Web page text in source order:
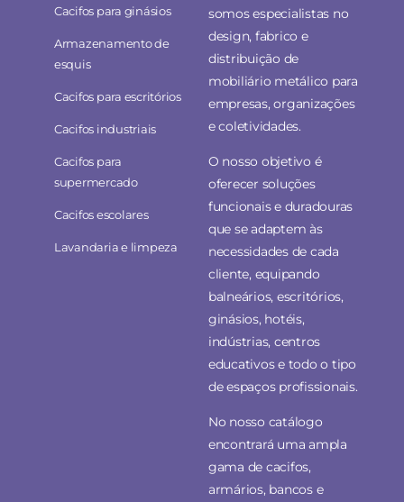
Cacifos para ginásios
Armazenamento de
esquis
Cacifos para escritórios
Cacifos industriais
Cacifos para
supermercado
Cacifos escolares
Lavandaria e limpeza
somos especialistas no
design, fabrico e
distribuição de
mobiliário metálico para
empresas, organizações
e coletividades.
O nosso objetivo é
oferecer soluções
funcionais e duradouras
que se adaptem às
necessidades de cada
cliente, equipando
balneários, escritórios,
ginásios, hotéis,
indústrias, centros
educativos e todo o tipo
de espaços profissionais.
No nosso catálogo
encontrará uma ampla
gama de cacifos,
armários, bancos e